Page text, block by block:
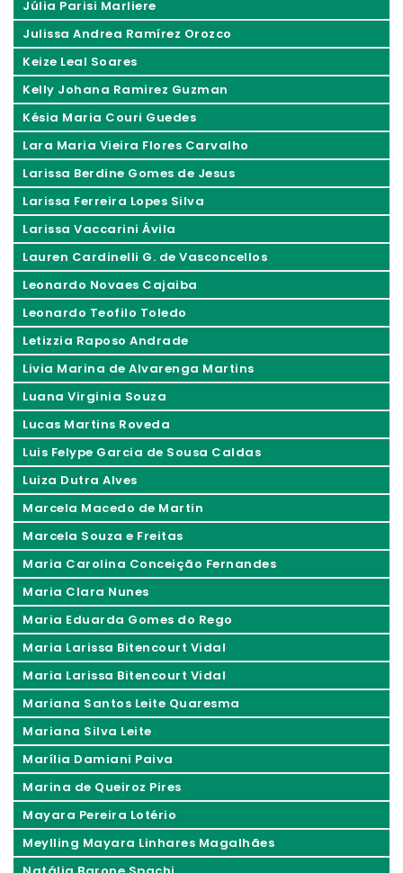
Júlia Parisi Marliere
Julissa Andrea Ramírez Orozco
Keize Leal Soares
Kelly Johana Ramirez Guzman
Késia Maria Couri Guedes
Lara Maria Vieira Flores Carvalho
Larissa Berdine Gomes de Jesus
Larissa Ferreira Lopes Silva
Larissa Vaccarini Ávila
Lauren Cardinelli G. de Vasconcellos
Leonardo Novaes Cajaiba
Leonardo Teofilo Toledo
Letizzia Raposo Andrade
Livia Marina de Alvarenga Martins
Luana Virginia Souza
Lucas Martins Roveda
Luis Felype Garcia de Sousa Caldas
Luiza Dutra Alves
Marcela Macedo de Martin
Marcela Souza e Freitas
Maria Carolina Conceição Fernandes
Maria Clara Nunes
Maria Eduarda Gomes do Rego
Maria Larissa Bitencourt Vidal
Maria Larissa Bitencourt Vidal
Mariana Santos Leite Quaresma
Mariana Silva Leite
Marília Damiani Paiva
Marina de Queiroz Pires
Mayara Pereira Lotério
Meylling Mayara Linhares Magalhães